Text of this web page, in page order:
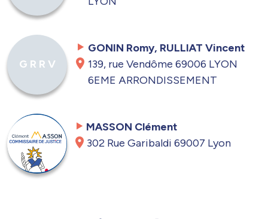
G R R V
GONIN Romy, RULLIAT Vincent
139, rue Vendôme 69006 LYON
6EME ARRONDISSEMENT
MASSON Clément
302 Rue Garibaldi 69007 Lyon